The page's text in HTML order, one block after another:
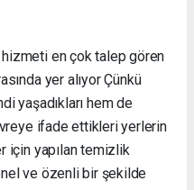
en çok talep gören
yer alıyor Çünkü
yaşadıkları hem de
ifade ettikleri yerlerin
için yapılan temizlik
ve özenli bir şekilde